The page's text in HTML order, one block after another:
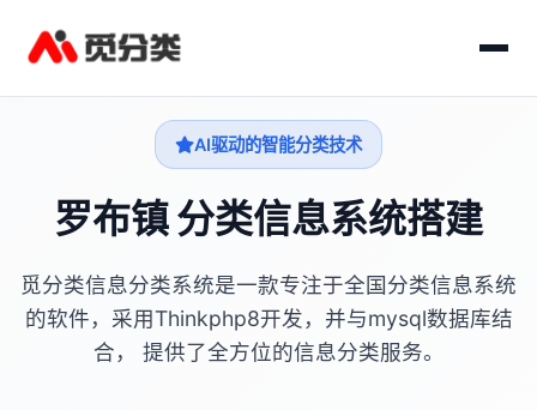
AI驱动的智能分类技术
罗布镇 分类信息系统搭建
觅分类信息分类系统是一款专注于全国分类信息系统
的软件，采用Thinkphp8开发，并与mysql数据库结
合， 提供了全方位的信息分类服务。